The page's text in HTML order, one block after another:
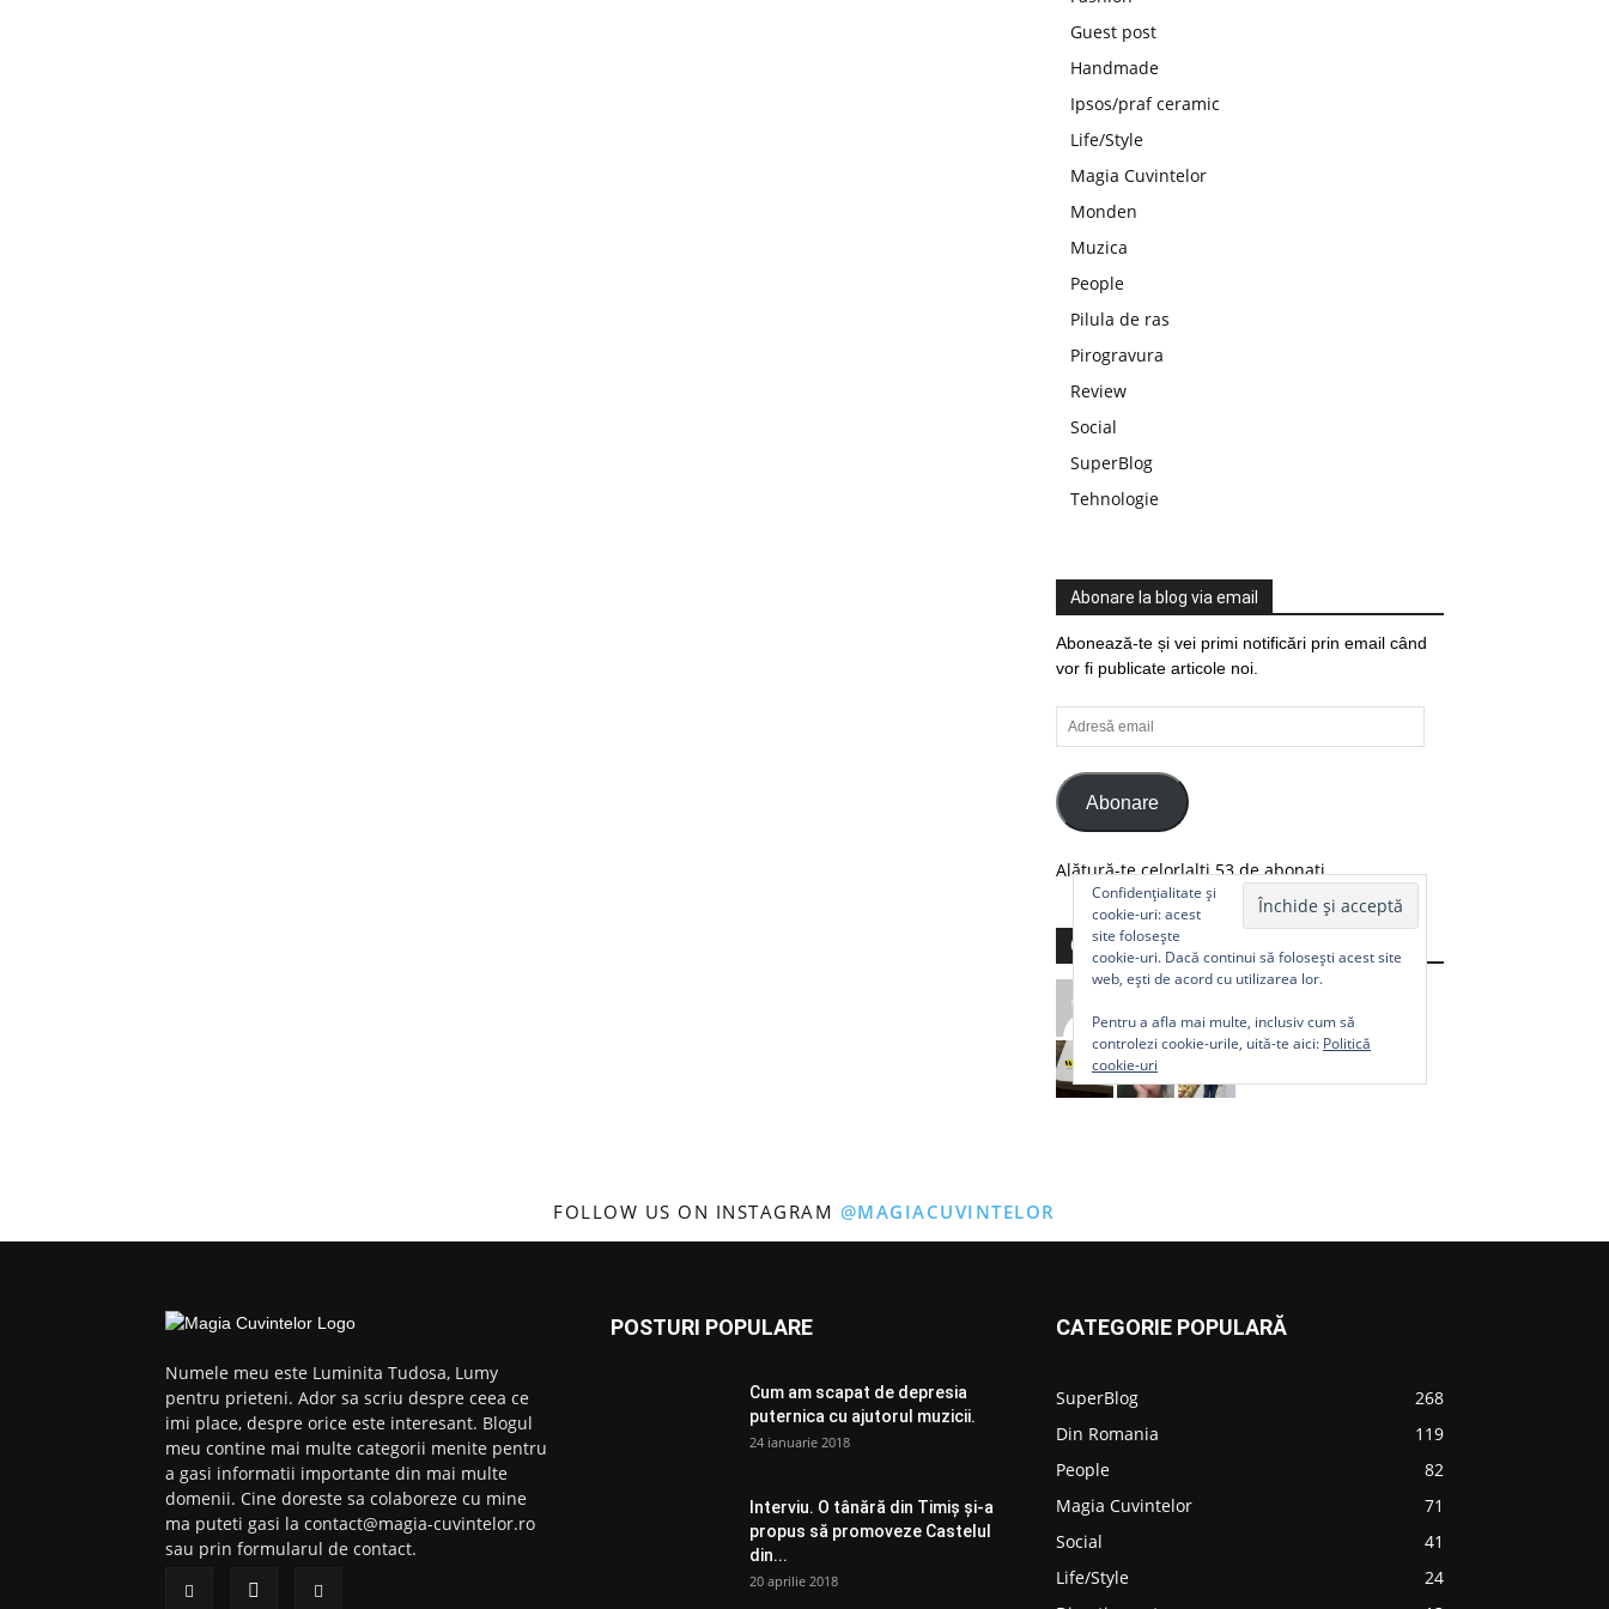
Guest post
Handmade
Ipsos/praf ceramic
Life/Style
Magia Cuvintelor
Monden
Muzica
People
Pilula de ras
Pirogravura
Review
Social
SuperBlog
Tehnologie
Abonare la blog via email
Abonează-te și vei primi notificări prin email când
vor fi publicate articole noi.
Adresă
email
Abonare
Alătură-te celorlalți 53 de abonați.
Comunitate
Confidențialitate și
cookie-uri: acest
site folosește
cookie-uri. Dacă continui să folosești acest site
web, ești de acord cu utilizarea lor.
Pentru a afla mai multe, inclusiv cum să
controlezi cookie-urile, uită-te aici: Politică
cookie-uri
FOLLOW US ON INSTAGRAM @MAGIACUVINTELOR
Numele meu este Luminita Tudosa, Lumy
pentru prieteni. Ador sa scriu despre ceea ce
imi place, despre orice este interesant. Blogul
meu contine mai multe categorii menite pentru
a gasi informatii importante din mai multe
domenii. Cine doreste sa colaboreze cu mine
ma puteti gasi la contact@magia-cuvintelor.ro
sau prin formularul de contact.
POSTURI POPULARE
Cum am scapat de depresia
puternica cu ajutorul muzicii.
24 ianuarie 2018
Interviu. O tânără din Timiș și-a
propus să promoveze Castelul
din...
20 aprilie 2018
CATEGORIE POPULARĂ
SuperBlog
268
Din Romania
119
People
82
Magia Cuvintelor
71
Social
41
Life/Style
24